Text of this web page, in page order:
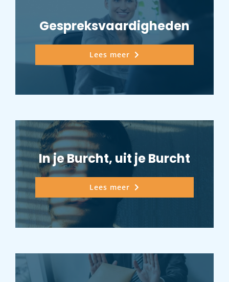
Gespreksvaardigheden
Lees meer
In je Burcht, uit je Burcht
Lees meer